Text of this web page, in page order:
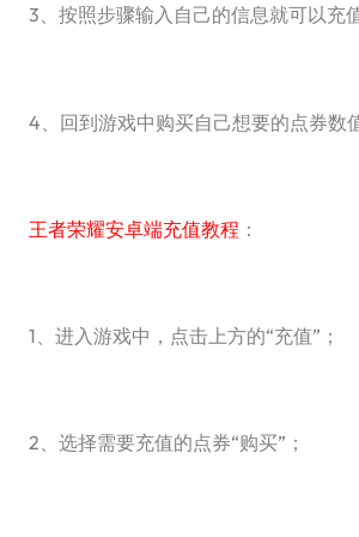
3、按照步骤输入自己的信息就可以充
4、回到游戏中购买自己想要的点券数值
王者荣耀安卓端充值教程 ：
1、进入游戏中，点击上方的“充值”；
2、选择需要充值的点券“购买”；